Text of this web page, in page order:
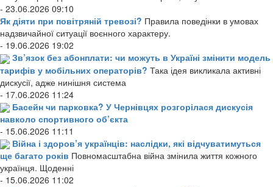
- 23.06.2026 09:10
Як діяти при повітряній тревозі? Правила поведінки в умовах
надзвичайної ситуації воєнного характеру.
- 19.06.2026 19:02
Зв’язок без абонплати: чи можуть в Україні змінити модель
тарифів у мобільних операторів? Така ідея викликала активні
дискусії, адже нинішня система
- 17.06.2026 11:24
Басейн чи парковка? У Чернівцях розгорілася дискусія
навколо спортивного об’єкта
- 15.06.2026 11:11
Війна і здоров’я українців: наслідки, які відчуватимуться
ще багато років Повномасштабна війна змінила життя кожного
українця. Щоденні
- 15.06.2026 11:02